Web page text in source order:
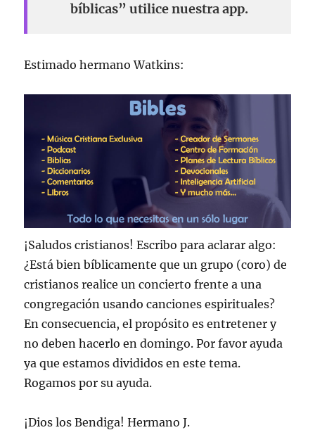
bíblicas” utilice nuestra app.
Estimado hermano Watkins:
¡Saludos cristianos! Escribo para aclarar algo:
¿Está bien bíblicamente que un grupo (coro) de
cristianos realice un concierto frente a una
congregación usando canciones espirituales?
En consecuencia, el propósito es entretener y
no deben hacerlo en domingo. Por favor ayuda
ya que estamos divididos en este tema.
Rogamos por su ayuda.
¡Dios los Bendiga! Hermano J.